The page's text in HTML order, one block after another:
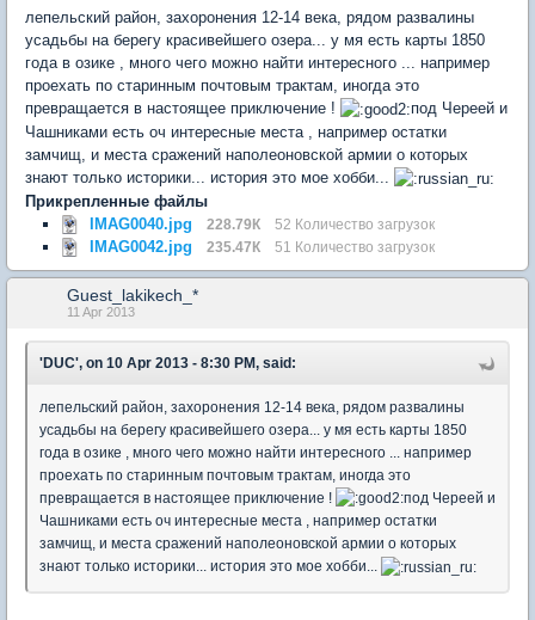
лепельский район, захоронения 12-14 века, рядом развалины
усадьбы на берегу красивейшего озера... у мя есть карты 1850
года в озике , много чего можно найти интересного ... например
проехать по старинным почтовым трактам, иногда это
превращается в настоящее приключение !
под Череей и
Чашниками есть оч интересные места , например остатки
замчищ, и места сражений наполеоновской армии о которых
знают только историки... история это мое хобби...
Прикрепленные файлы
IMAG0040.jpg
228.79К 52 Количество загрузок
IMAG0042.jpg 235.47К 51 Количество загрузок
Guest_lakikech_*
11 Apr 2013
'DUC', on 10 Apr 2013 - 8:30 PM, said:
лепельский район, захоронения 12-14 века, рядом развалины
усадьбы на берегу красивейшего озера... у мя есть карты 1850
года в озике , много чего можно найти интересного ... например
проехать по старинным почтовым трактам, иногда это
превращается в настоящее приключение !
под Череей и
Чашниками есть оч интересные места , например остатки
замчищ, и места сражений наполеоновской армии о которых
знают только историки... история это мое хобби...